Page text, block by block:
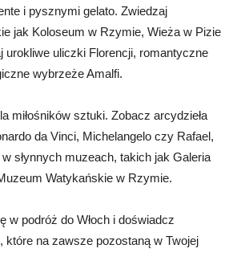
i pysznymi gelato. Zwiedzaj
jak Koloseum w Rzymie, Wieża w Pizie
urokliwe uliczki Florencji, romantyczne
wybrzeże Amalfi.
miłośników sztuki. Zobacz arcydzieła
da Vinci, Michelangelo czy Rafael,
słynnych muzeach, takich jak Galeria
Watykańskie w Rzymie.
w podróż do Włoch i doświadcz
które na zawsze pozostaną w Twojej